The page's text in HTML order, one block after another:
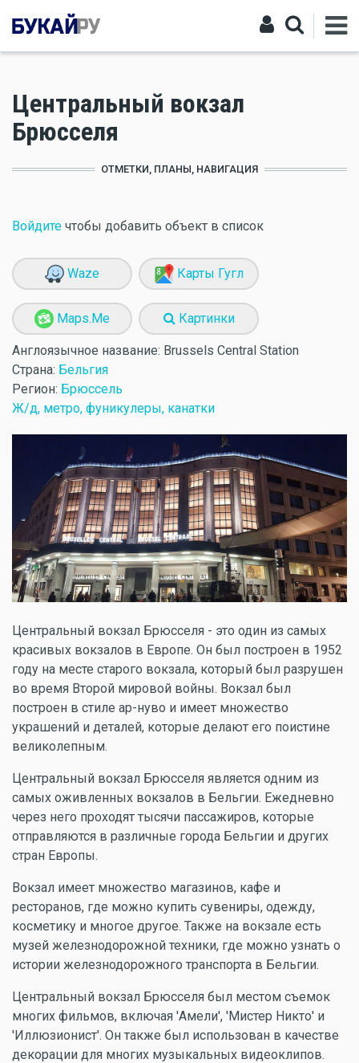
Центральный вокзал
Брюсселя
ОТМЕТКИ, ПЛАНЫ, НАВИГАЦИЯ
Войдите чтобы добавить объект в список
Waze Карты Гугл
Maps.Me Картинки
Англоязычное название: Brussels Central Station
Страна: Бельгия
Регион: Брюссель
Ж/д, метро, фуникулеры, канатки
Центральный вокзал Брюсселя - это один из самых
красивых вокзалов в Европе. Он был построен в 1952
году на месте старого вокзала, который был разрушен
во время Второй мировой войны. Вокзал был
построен в стиле ар-нуво и имеет множество
украшений и деталей, которые делают его поистине
великолепным.
Центральный вокзал Брюсселя является одним из
самых оживленных вокзалов в Бельгии. Ежедневно
через него проходят тысячи пассажиров, которые
отправляются в различные города Бельгии и других
стран Европы.
Вокзал имеет множество магазинов, кафе и
ресторанов, где можно купить сувениры, одежду,
косметику и многое другое. Также на вокзале есть
музей железнодорожной техники, где можно узнать о
истории железнодорожного транспорта в Бельгии.
Центральный вокзал Брюсселя был местом съемок
многих фильмов, включая 'Амели', 'Мистер Никто' и
'Иллюзионист'. Он также был использован в качестве
декорации для многих музыкальных видеоклипов.